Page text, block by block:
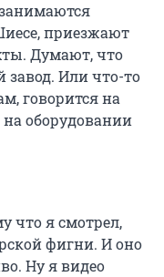
приезжают
Думают, что
завод. Или что-то
говорится на
оборудовании
что я смотрел,
фигни. И оно
Ну я видео